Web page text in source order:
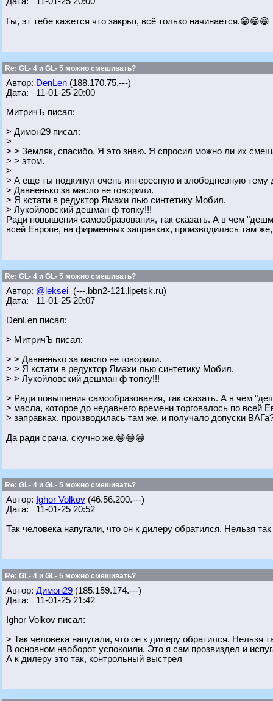
Гы, эт тебе кажется что закрыт, всё только начинается.😁😁😁
Re: GL- 4 и GL- 5 можно смешивать?
Автор: DenLen (188.170.75.---)
Дата: 11-01-25 20:00
МитричЪ писал:
> Димон29 писал:
>
> > Земляк, спасибо. Я это знаю. Я спросил можно ли их
> > этом.
>
> А еще ты подкинул очень интересную и злободневную тему
> Давненько за масло не говорили.
> Я кстати в редуктор Ямахи лью синтетику Мобил.
> Лукойловский дешман ф топку!!!
Ради повышения самообразования, так сказать. А в чем
всей Европе, на фирменных заправках, производилась там
Re: GL- 4 и GL- 5 можно смешивать?
Автор: @leksei (---.bbn2-121.lipetsk.ru)
Дата: 11-01-25 20:07
DenLen писал:
> МитричЪ писал:
> > Давненько за масло не говорили.
> > Я кстати в редуктор Ямахи лью синтетику Мобил.
> > Лукойловский дешман ф топку!!!
> Ради повышения самообразования, так сказать. А в чем
> масла, которое до недавнего времени торговалось по всей
> заправках, производилась там же, и получало допуски
Да ради срача, скучно же.😁😁😁
Re: GL- 4 и GL- 5 можно смешивать?
Автор: Ighor Volkov (46.56.200.---)
Дата: 11-01-25 20:52
Так человека напугали, что он к дилеру обратился. Нельзя
Re: GL- 4 и GL- 5 можно смешивать?
Автор: Димон29 (185.159.174.---)
Дата: 11-01-25 21:42
Ighor Volkov писал:
> Так человека напугали, что он к дилеру обратился. Нельзя
В основном наоборот успокоили. Это я сам прозвиздел и
А к дилеру это так, контрольный выстрел